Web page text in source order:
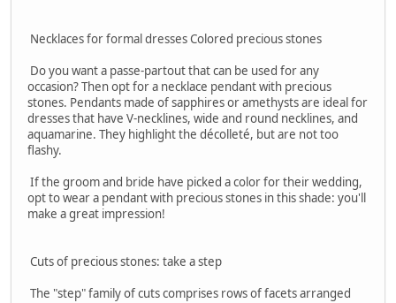
Necklaces for formal dresses Colored precious stones
Do you want a passe-partout that can be used for any
occasion? Then opt for a necklace pendant with precious
stones. Pendants made of sapphires or amethysts are ideal for
dresses that have V-necklines, wide and round necklines, and
aquamarine. They highlight the décolleté, but are not too
flashy.
If the groom and bride have picked a color for their wedding,
opt to wear a pendant with precious stones in this shade: you'll
make a great impression!
Cuts of precious stones: take a step
The "step" family of cuts comprises rows of facets arranged